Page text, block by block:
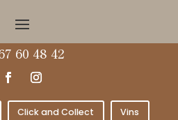
60 48 42
Click and Collect Vins